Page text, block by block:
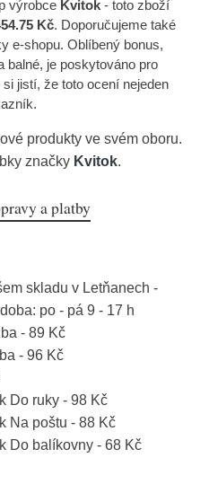
výrobce Kvitok- toto zboží
Kč. Doporučujeme také
e-shopu. Oblíbený bonus,
balné, je poskytováno pro
jistí, že toto ocení nejeden
produkty ve svém oboru.
značky Kvitok.
a platby
skladu v Letňanech -
po - pá 9 - 17 h
- 89 Kč
- 96 Kč
Do ruky - 98 Kč
Na poštu - 88 Kč
Do balíkovny - 68 Kč